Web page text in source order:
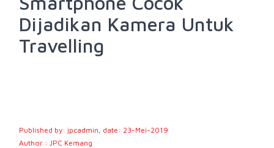
Dijadikan Kamera Untuk
Travelling
Published by: jpcadmin, date: 23-Mei-2019
Author : JPC Kemang